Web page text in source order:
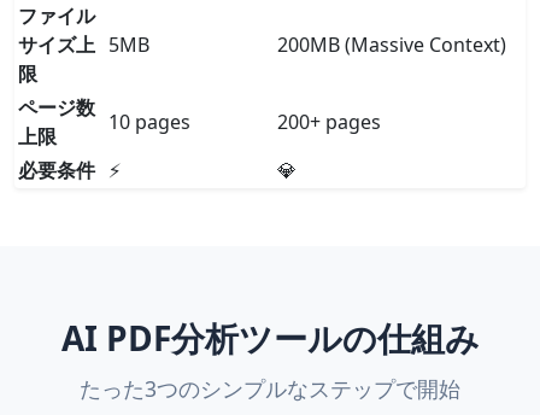
ファイル
サイズ上
限
5MB 200MB (Massive Context)
ページ数
上限
10 pages
200+ pages
必要条件 ⚡ 💎
AI PDF分析ツールの仕組み
たった3つのシンプルなステップで開始